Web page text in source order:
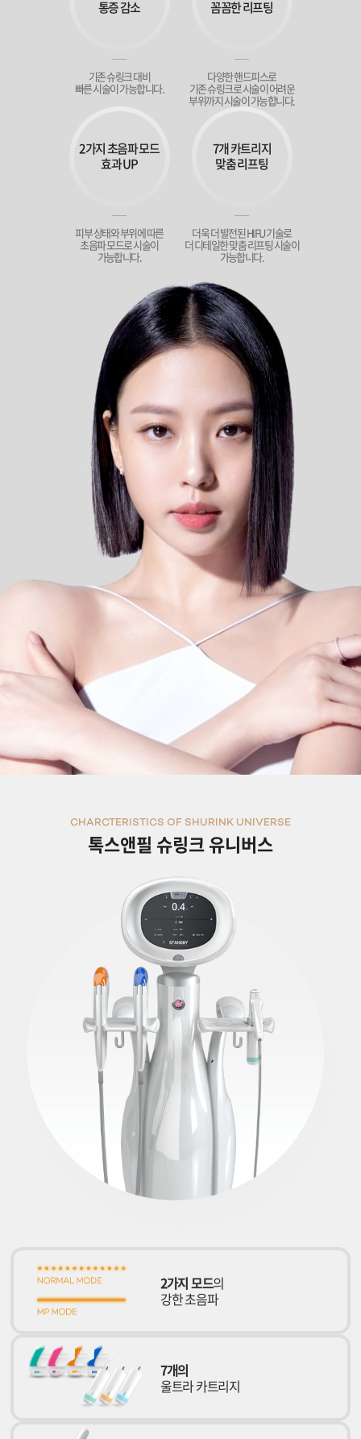
통증 감소
기존 슈링크 대비
빠른 시술이 가능합니다.
꼼꼼한 리프팅
다양한 핸드피스로
기존 슈링크로 시술이 어려운
부위까지 시술이 가능합니다.
2가지 초음파 모드
효과 UP
피부 상태와 부위에 따른
초음파 모드로 시술이
가능합니다.
7개 카트리지
맞춤 리프팅
더욱 더 발전된 HIFU 기술로
더 디테일한 맞춤 리프팅 시술이
가능합니다.
CHARCTERISTICS OF SHURINK UNIVERSE
톡스앤필 슈링크 유니버스
2가지 모드의
강한 초음파
7개의
울트라 카트리지